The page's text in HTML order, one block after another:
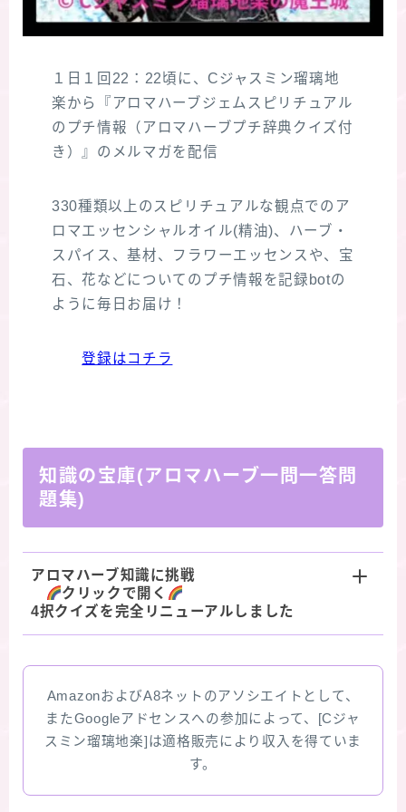
１日１回22：22頃に、Cジャスミン瑠璃地
楽から『アロマハーブジェムスピリチュアル
のプチ情報（アロマハーブプチ辞典クイズ付
き）』のメルマガを配信
330種類以上のスピリチュアルな観点でのア
ロマエッセンシャルオイル(精油)、ハーブ・
スパイス、基材、フラワーエッセンスや、宝
石、花などについてのプチ情報を記録botの
ように毎日お届け！
登録はコチラ
知識の宝庫(アロマハーブ一問一答問
題集)
アロマハーブ知識に挑戦
クリックで開く
4択クイズを完全リニューアルしました
AmazonおよびA8ネットのアソシエイトとして、
またGoogleアドセンスへの参加によって、[Cジャ
スミン瑠璃地楽]は適格販売により収入を得ていま
す。